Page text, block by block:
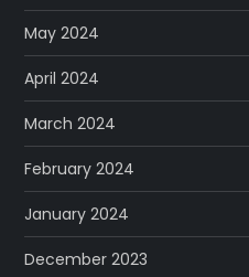
May 2024
April 2024
March 2024
February 2024
January 2024
December 2023